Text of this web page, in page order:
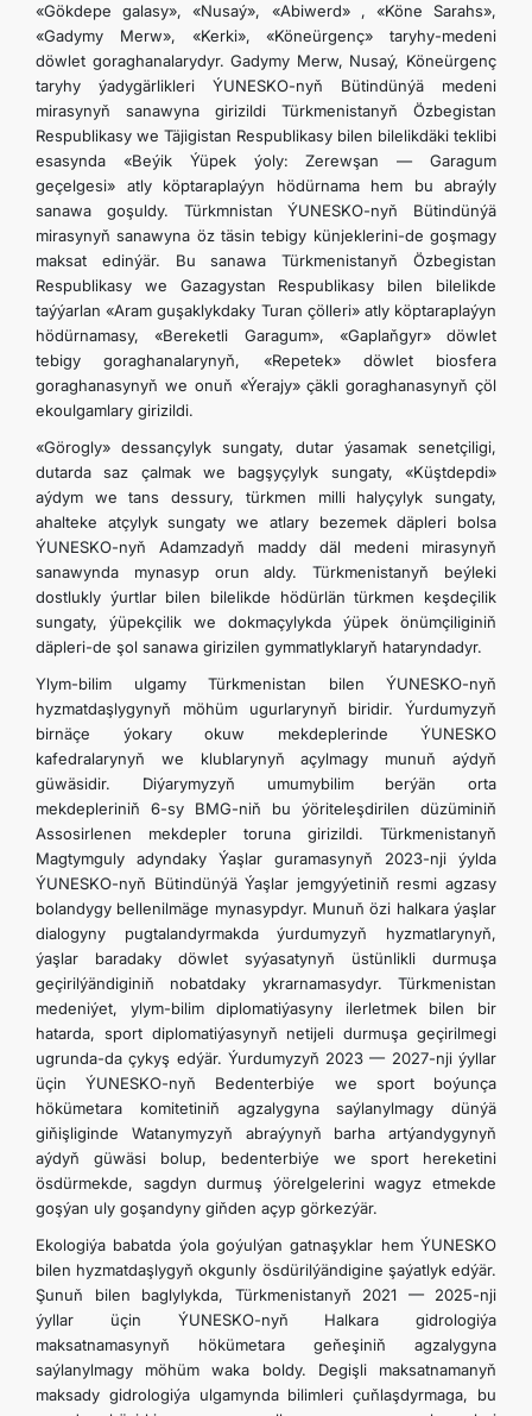
«Gökdepe galasy», «Nusaý», «Abiwerd» , «Köne Sarahs»,
«Gadymy Merw», «Kerki», «Köneürgenç» taryhy-medeni
döwlet goraghanalarydyr. Gadymy Merw, Nusaý, Köneürgenç
taryhy ýadygärlikleri ÝUNESKO-nyň Bütindünýä medeni
mirasynyň sanawyna girizildi Türkmenistanyň Özbegistan
Respublikasy we Täjigistan Respublikasy bilen bilelikdäki teklibi
esasynda «Beýik Ýüpek ýoly: Zerewşan — Garagum
geçelgesi» atly köptaraplaýyn hödürnama hem bu abraýly
sanawa goşuldy. Türkmnistan ÝUNESKO-nyň Bütindünýä
mirasynyň sanawyna öz täsin tebigy künjeklerini-de goşmagy
maksat edinýär. Bu sanawa Türkmenistanyň Özbegistan
Respublikasy we Gazagystan Respublikasy bilen bilelikde
taýýarlan «Aram guşaklykdaky Turan çölleri» atly köptaraplaýyn
hödürnamasy, «Bereketli Garagum», «Gaplaňgyr» döwlet
tebigy goraghanalarynyň, «Repetek» döwlet biosfera
goraghanasynyň we onuň «Ýerajy» çäkli goraghanasynyň çöl
ekoulgamlary girizildi.
«Görogly» dessançylyk sungaty, dutar ýasamak senetçiligi,
dutarda saz çalmak we bagşyçylyk sungaty, «Küştdepdi»
aýdym we tans dessury, türkmen milli halyçylyk sungaty,
ahalteke atçylyk sungaty we atlary bezemek däpleri bolsa
ÝUNESKO-nyň Adamzadyň maddy däl medeni mirasynyň
sanawynda mynasyp orun aldy. Türkmenistanyň beýleki
dostlukly ýurtlar bilen bilelikde hödürlän türkmen keşdeçilik
sungaty, ýüpekçilik we dokmaçylykda ýüpek önümçiliginiň
däpleri-de şol sanawa girizilen gymmatlyklaryň hataryndadyr.
Ylym-bilim ulgamy Türkmenistan bilen ÝUNESKO-nyň
hyzmatdaşlygynyň möhüm ugurlarynyň biridir. Ýurdumyzyň
birnäçe ýokary okuw mekdeplerinde ÝUNESKO
kafedralarynyň we klublarynyň açylmagy munuň aýdyň
güwäsidir. Diýarymyzyň umumybilim berýän orta
mekdepleriniň 6-sy BMG-niň bu ýöriteleşdirilen düzüminiň
Assosirlenen mekdepler toruna girizildi. Türkmenistanyň
Magtymguly adyndaky Ýaşlar guramasynyň 2023-nji ýylda
ÝUNESKO-nyň Bütindünýä Ýaşlar jemgyýetiniň resmi agzasy
bolandygy bellenilmäge mynasypdyr. Munuň özi halkara ýaşlar
dialogyny pugtalandyrmakda ýurdumyzyň hyzmatlarynyň,
ýaşlar baradaky döwlet syýasatynyň üstünlikli durmuşa
geçirilýändiginiň nobatdaky ykrarnamasydyr. Türkmenistan
medeniýet, ylym-bilim diplomatiýasyny ilerletmek bilen bir
hatarda, sport diplomatiýasynyň netijeli durmuşa geçirilmegi
ugrunda-da çykyş edýär. Ýurdumyzyň 2023 — 2027-nji ýyllar
üçin ÝUNESKO-nyň Bedenterbiýe we sport boýunça
hökümetara komitetiniň agzalygyna saýlanylmagy dünýä
giňişliginde Watanymyzyň abraýynyň barha artýandygynyň
aýdyň güwäsi bolup, bedenterbiýe we sport hereketini
ösdürmekde, sagdyn durmuş ýörelgelerini wagyz etmekde
goşýan uly goşandyny giňden açyp görkezýär.
Ekologiýa babatda ýola goýulýan gatnaşyklar hem ÝUNESKO
bilen hyzmatdaşlygyň okgunly ösdürilýändigine şaýatlyk edýär.
Şunuň bilen baglylykda, Türkmenistanyň 2021 — 2025-nji
ýyllar üçin ÝUNESKO-nyň Halkara gidrologiýa
maksatnamasynyň hökümetara geňeşiniň agzalygyna
saýlanylmagy möhüm waka boldy. Degişli maksatnamanyň
maksady gidrologiýa ulgamynda bilimleri çuňlaşdyrmaga, bu